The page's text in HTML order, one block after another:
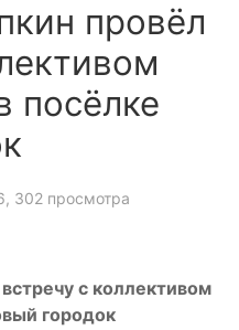
провёл
посёлке
, 302 просмотра
с коллективом
городок